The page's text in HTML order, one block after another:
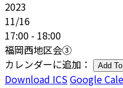
2023
11/16
17:00 - 18:00
福岡西地区会③
カレンダーに追加：
Add
Download ICSGoogle